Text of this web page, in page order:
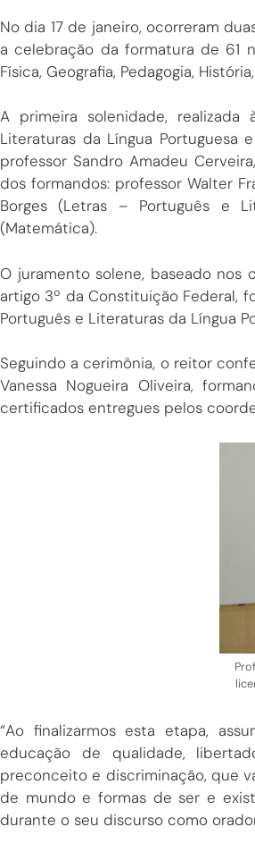
No dia 17 de janeiro, ocorreram
a celebração da formatura de 61
Física, Geografia, Pedagogia,
A primeira solenidade,
Literaturas da Língua Portuguesa
professor Sandro Amadeu
dos formandos: professor Walter
Borges (Letras – Português e
(Matemática).
O juramento solene, baseado nos
artigo 3º da Constituição Federal,
Português e Literaturas da Língua
Seguindo a cerimônia, o reitor
Vanessa Nogueira Oliveira,
certificados entregues pelos
“Ao finalizarmos esta etapa,
educação de qualidade,
preconceito e discriminação, que
de mundo e formas de ser e
durante o seu discurso como